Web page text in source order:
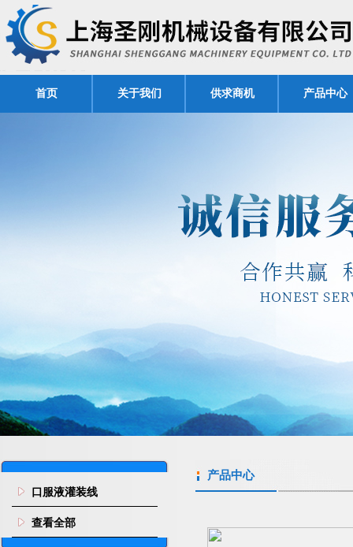
首页 关于我们 供求商机 产品中心
口服液灌装线
查看全部
产品中心